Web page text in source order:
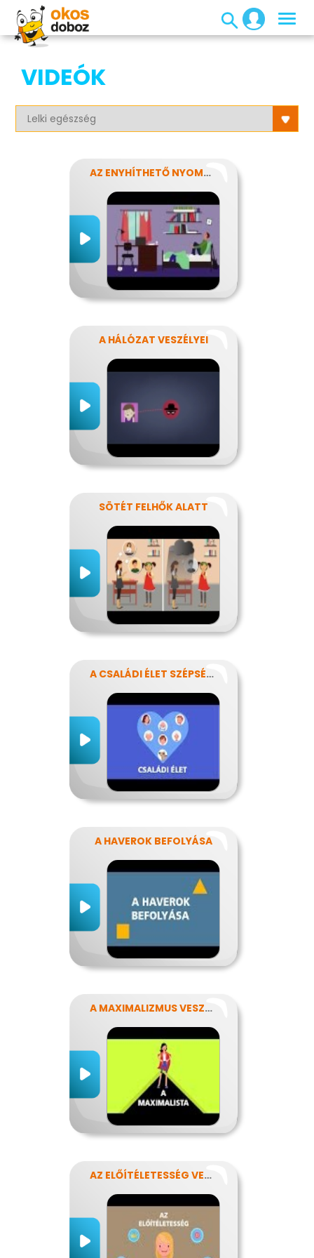
VIDEÓK
AZ ENYHÍTHETŐ NYOMÁS - STRESSZ
A HÁLÓZAT VESZÉLYEI
SÖTÉT FELHŐK ALATT
A CSALÁDI ÉLET SZÉPSÉGEI ÉS NEHÉZSÉGEI
A HAVEROK BEFOLYÁSA
A MAXIMALIZMUS VESZÉLYEI
AZ ELŐÍTÉLETESSÉG VESZÉLYEI